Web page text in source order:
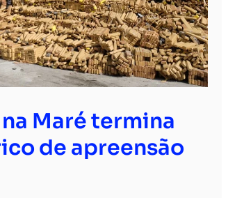
Maré termina
de apreensão